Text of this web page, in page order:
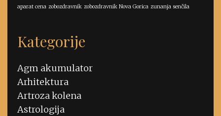
aparat cena zobozdravnik zobozdravnik Nova Gorica zunanja senčila
Kategorije
Agm akumulator
Arhitektura
Artroza kolena
Astrologija